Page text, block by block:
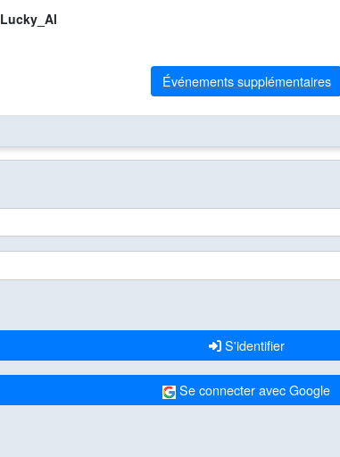
S'identifier
Se connecter avec Google
Lucky_Al
Événements supplémentaires